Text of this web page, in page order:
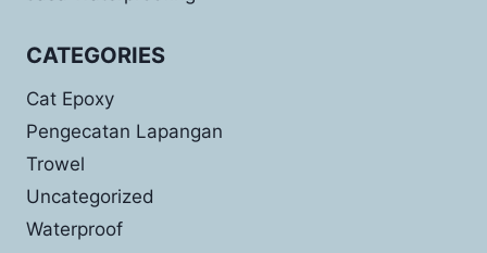
CATEGORIES
Cat Epoxy
Pengecatan Lapangan
Trowel
Uncategorized
Waterproof